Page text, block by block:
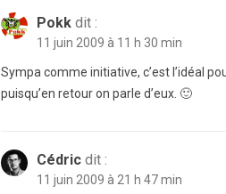
Pokk dit :
11 juin 2009 à 11 h 30 min
Sympa comme initiative, c’est l’idéal
puisqu’en retour on parle d’eux. 🙂
Cédric dit :
11 juin 2009 à 21 h 47 min